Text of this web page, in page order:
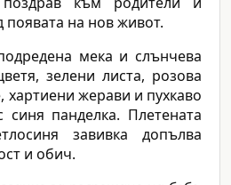
на нов живот.
мека и слънчева
зелени листа, розова
хартиени жерави и пухкаво
панделка. Плетената
завивка допълва
и обич.